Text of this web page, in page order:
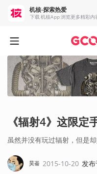
《辐射4》这限定
虽然并没有玩过辐射，但是
昊崙 2015-10-20 发布
机核-探索热爱
下载 机核App 浏览更多精彩内